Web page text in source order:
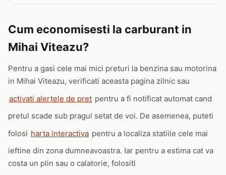
Cum economisesti la carburant in
Mihai Viteazu?
Pentru a gasi cele mai mici preturi la benzina sau motorina
in Mihai Viteazu, verificati aceasta pagina zilnic sau
activati alertele de pret pentru a fi notificat automat cand
pretul scade sub pragul setat de voi. De asemenea, puteti
folosi harta interactiva pentru a localiza statiile cele mai
ieftine din zona dumneavoastra. Iar pentru a estima cat va
costa un plin sau o calatorie, folositi